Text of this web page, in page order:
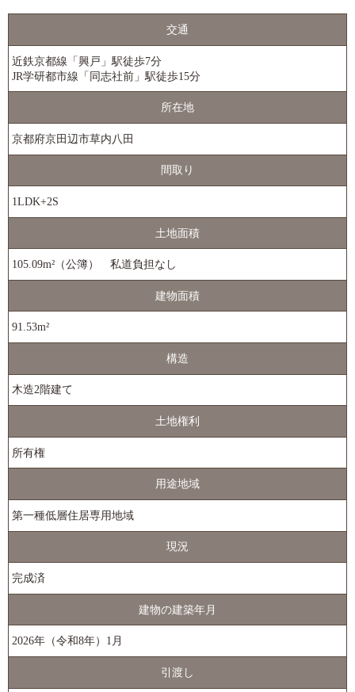
交通
近鉄京都線「興戸」駅徒歩7分
JR学研都市線「同志社前」駅徒歩15分
所在地
京都府京田辺市草内八田
間取り
1LDK+2S
土地面積
105.09m²（公簿） 私道負担なし
建物面積
91.53m²
構造
木造2階建て
土地権利
所有権
用途地域
第一種低層住居専用地域
現況
完成済
建物の建築年月
2026年（令和8年）1月
引渡し